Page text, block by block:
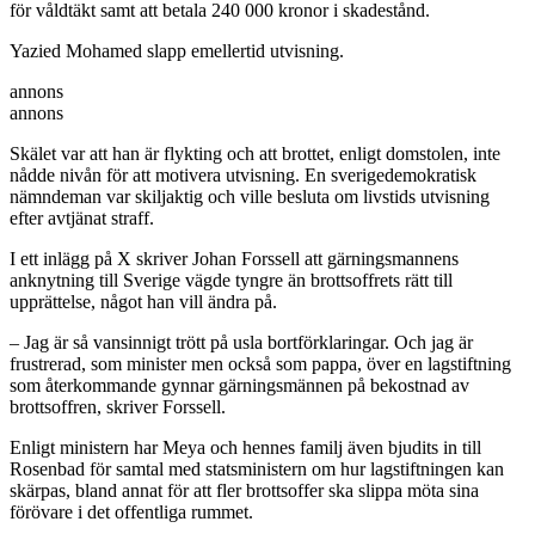
för våldtäkt samt att betala 240 000 kronor i skadestånd.
Yazied Mohamed slapp emellertid utvisning.
annons
annons
Skälet var att han är flykting och att brottet, enligt domstolen, inte
nådde nivån för att motivera utvisning. En sverigedemokratisk
nämndeman var skiljaktig och ville besluta om livstids utvisning
efter avtjänat straff.
I ett inlägg på X skriver Johan Forssell att gärningsmannens
anknytning till Sverige vägde tyngre än brottsoffrets rätt till
upprättelse, något han vill ändra på.
– Jag är så vansinnigt trött på usla bortförklaringar. Och jag är
frustrerad, som minister men också som pappa, över en lagstiftning
som återkommande gynnar gärningsmännen på bekostnad av
brottsoffren, skriver Forssell.
Enligt ministern har Meya och hennes familj även bjudits in till
Rosenbad för samtal med statsministern om hur lagstiftningen kan
skärpas, bland annat för att fler brottsoffer ska slippa möta sina
förövare i det offentliga rummet.